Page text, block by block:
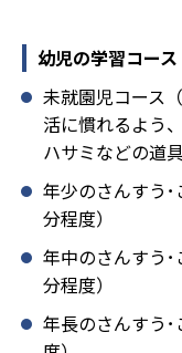
幼児の学習コース
未就園児コース
活に慣れるよう
ハサミなどの道
年少のさんすう
分程度）
年中のさんすう
分程度）
年長のさんすう